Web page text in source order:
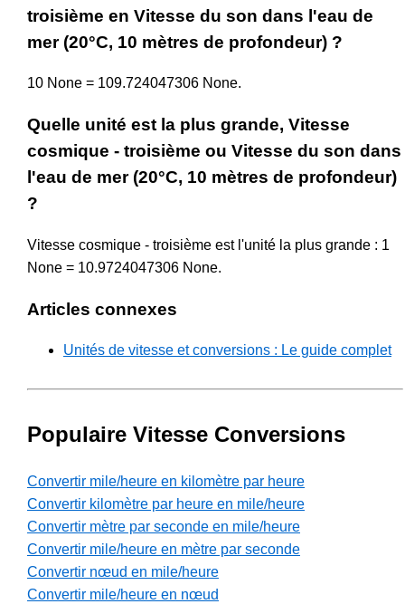
troisième en Vitesse du son dans l'eau de
mer (20°C, 10 mètres de profondeur) ?
10 None = 109.724047306 None.
Quelle unité est la plus grande, Vitesse
cosmique - troisième ou Vitesse du son dans
l'eau de mer (20°C, 10 mètres de profondeur)
?
Vitesse cosmique - troisième est l'unité la plus grande : 1
None = 10.9724047306 None.
Articles connexes
Unités de vitesse et conversions : Le guide complet
Populaire Vitesse Conversions
Convertir mile/heure en kilomètre par heure
Convertir kilomètre par heure en mile/heure
Convertir mètre par seconde en mile/heure
Convertir mile/heure en mètre par seconde
Convertir nœud en mile/heure
Convertir mile/heure en nœud